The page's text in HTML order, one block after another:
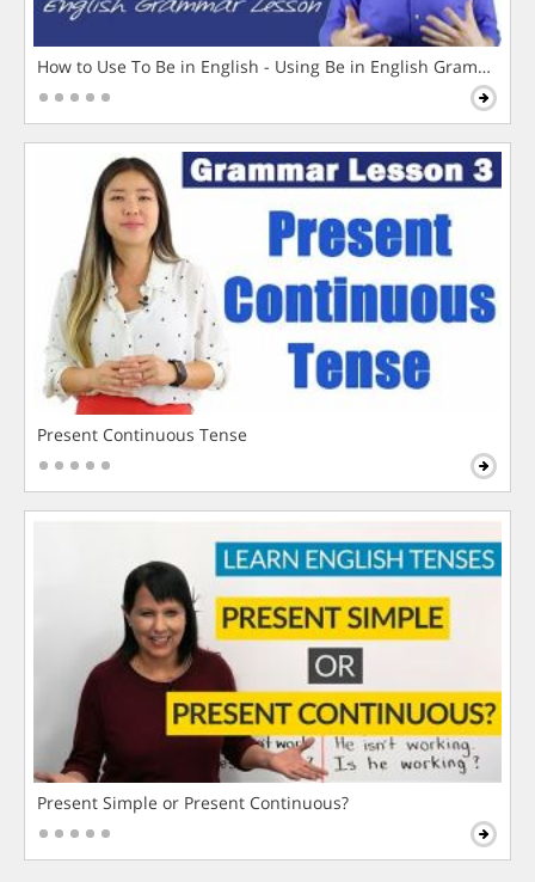
How to Use To Be in English - Using Be in English Grammar
Present Continuous Tense
Present Simple or Present Continuous?